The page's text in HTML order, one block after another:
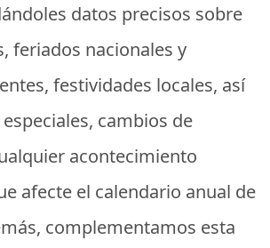
datos precisos sobre
feriados nacionales y
festividades locales, así
cambios de
acontecimiento
afecte el calendario anual de
complementamos esta